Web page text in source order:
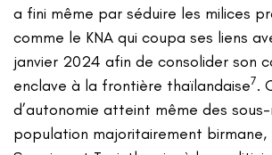
a fini même par séduire les milices
comme le KNA qui coupa ses liens
janvier 2024 afin de consolider son
enclave à la frontière thaïlandaise7.
d’autonomie atteint même des
population majoritairement